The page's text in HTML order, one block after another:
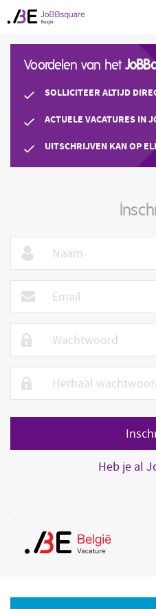
Voordelen van het
SOLLICITEER ALTIJD
ACTUELE VACATURES IN
UITSCHRIJVEN KAN OP
Heb je al